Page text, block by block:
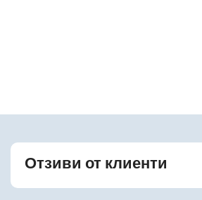
Отзиви от клиенти